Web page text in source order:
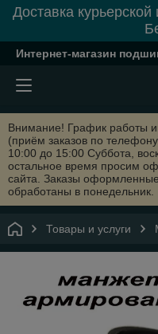
Доставка
Интернет-магазин
Внимание! График работы
(приём заказов по
10:00 до 15:00 Суббота,
остальное время просим
сайта. Заказы
обработаны в понедельник.
Товары и услуги